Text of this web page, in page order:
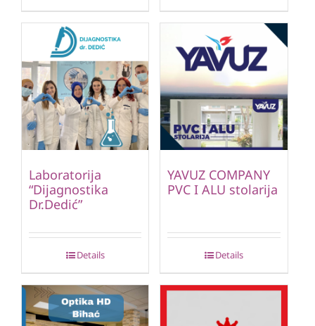
Laboratorija
“Dijagnostika
Dr.Dedić”
Details
YAVUZ COMPANY
PVC I ALU stolarija
Details